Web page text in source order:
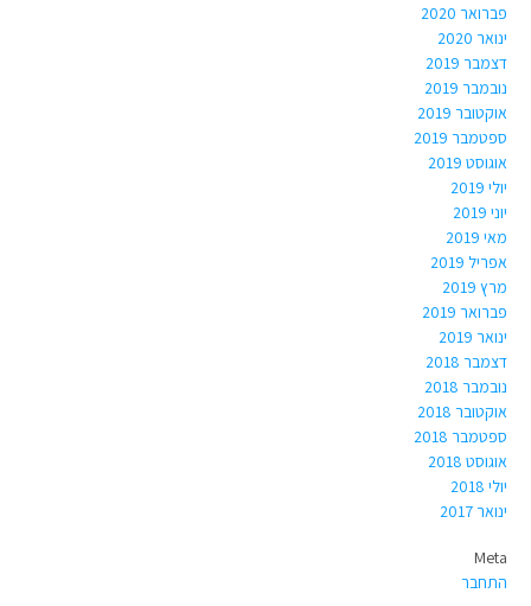
פברואר 2020
ינואר 2020
דצמבר 2019
נובמבר 2019
אוקטובר 2019
ספטמבר 2019
אוגוסט 2019
יולי 2019
יוני 2019
מאי 2019
אפריל 2019
מרץ 2019
פברואר 2019
ינואר 2019
דצמבר 2018
נובמבר 2018
אוקטובר 2018
ספטמבר 2018
אוגוסט 2018
יולי 2018
ינואר 2017
Meta
התחבר